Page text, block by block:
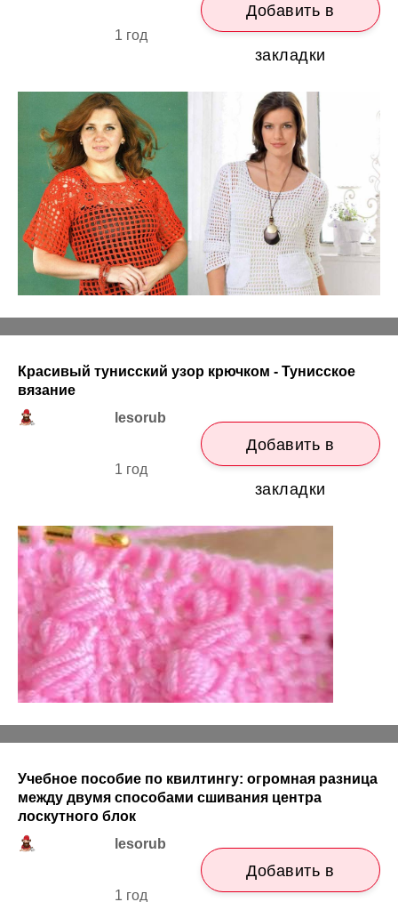
1 год
Добавить в
закладки
Красивый тунисский узор крючком - Тунисское
вязание
lesorub
1 год
Добавить в
закладки
Учебное пособие по квилтингу: огромная разница
между двумя способами сшивания центра
лоскутного блок
lesorub
1 год
Добавить в